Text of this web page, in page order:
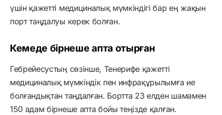
үшін қажетті медициналық мүмкіндігі бар ең жақын
порт таңдалуы керек болған.
Кемеде бірнеше апта отырған
Гебрейесустың сөзінше, Тенерифе қажетті
медициналық мүмкіндік пен инфрақұрылымға ие
болғандықтан таңдалған. Бортта 23 елден шамамен
150 адам бірнеше апта бойы теңізде қалған.